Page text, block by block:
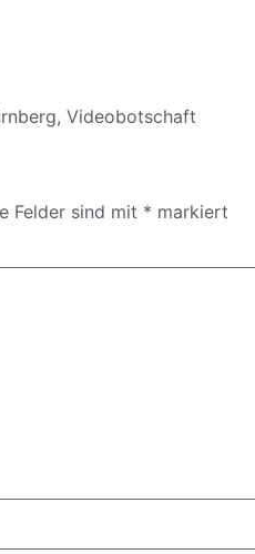
, Videobotschaft
Felder sind mit * markiert